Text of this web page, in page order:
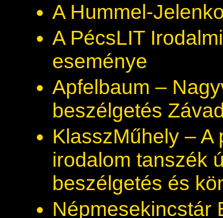
A Hummel-
A PécsLIT
eseménye
Apfelbaum –
beszélgetés
KlasszMűhely –
irodalom tanszék
beszélgetés és
Népmesekincstár